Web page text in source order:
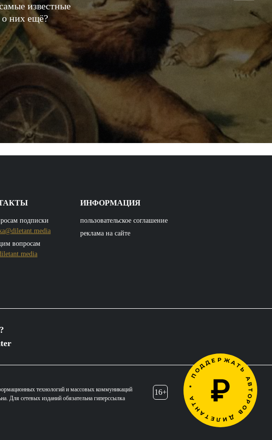
известные
них ещё?
подписки
вопросам
ИНФОРМАЦИЯ
пользовательское соглашение
реклама на сайте
технологий и массовых коммуникаций
Для сетевых изданий обязательна гиперссылка
16+